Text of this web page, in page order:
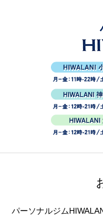
パーソナルジム